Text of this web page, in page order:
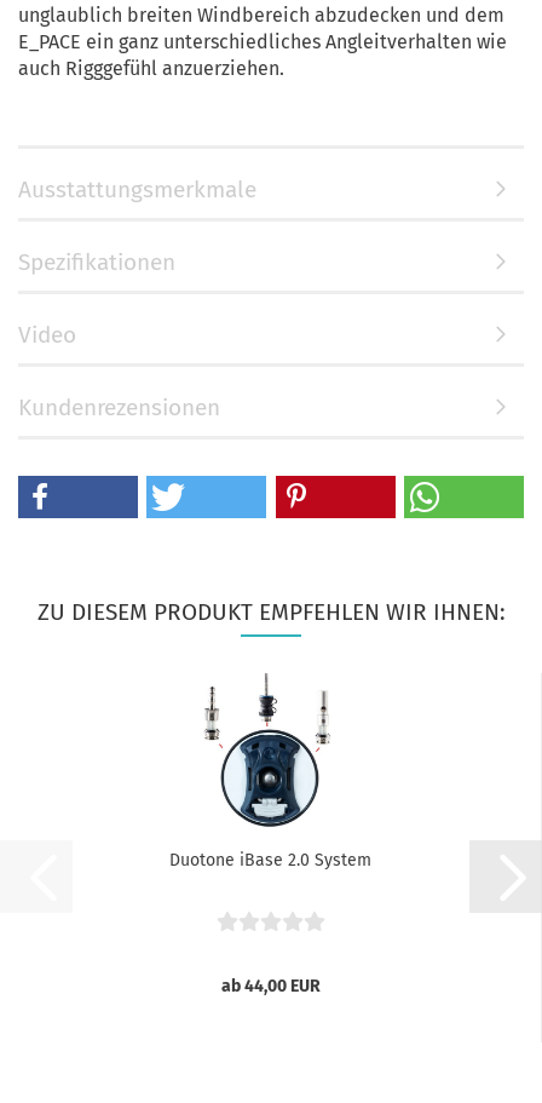
unglaublich breiten Windbereich abzudecken und dem
E_PACE ein ganz unterschiedliches Angleitverhalten wie
auch Rigggefühl anzuerziehen.
Ausstattungsmerkmale
Spezifikationen
Video
Kundenrezensionen
ZU DIESEM PRODUKT EMPFEHLEN WIR IHNEN:
Duotone iBase 2.0 System
ab 44,00 EUR